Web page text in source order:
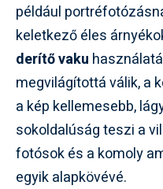
például
keletkező éles
derítő vaku
megvilágítottá válik, a
a kép kellemesebb,
sokoldalúság teszi a
fotósok és a komoly
egyik alapkövévé.